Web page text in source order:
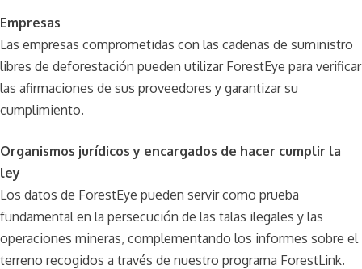
Empresas
Las empresas comprometidas con las cadenas de suministro
libres de deforestación pueden utilizar ForestEye para verificar
las afirmaciones de sus proveedores y garantizar su
cumplimiento.
Organismos jurídicos y encargados de hacer cumplir la
ley
Los datos de ForestEye pueden servir como prueba
fundamental en la persecución de las talas ilegales y las
operaciones mineras, complementando los informes sobre el
terreno recogidos a través de nuestro programa ForestLink.